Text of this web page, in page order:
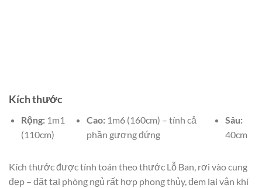
Kích thước
Rộng:1m1
(110cm)
Cao: 1m6 (160cm) – tính cả
phần gương đứng
Sâu:
40cm
Kích thước được tính toán theo thước Lỗ Ban, rơi vào cung
đẹp – đặt tại phòng ngủ rất hợp phong thủy, đem lại vận khí